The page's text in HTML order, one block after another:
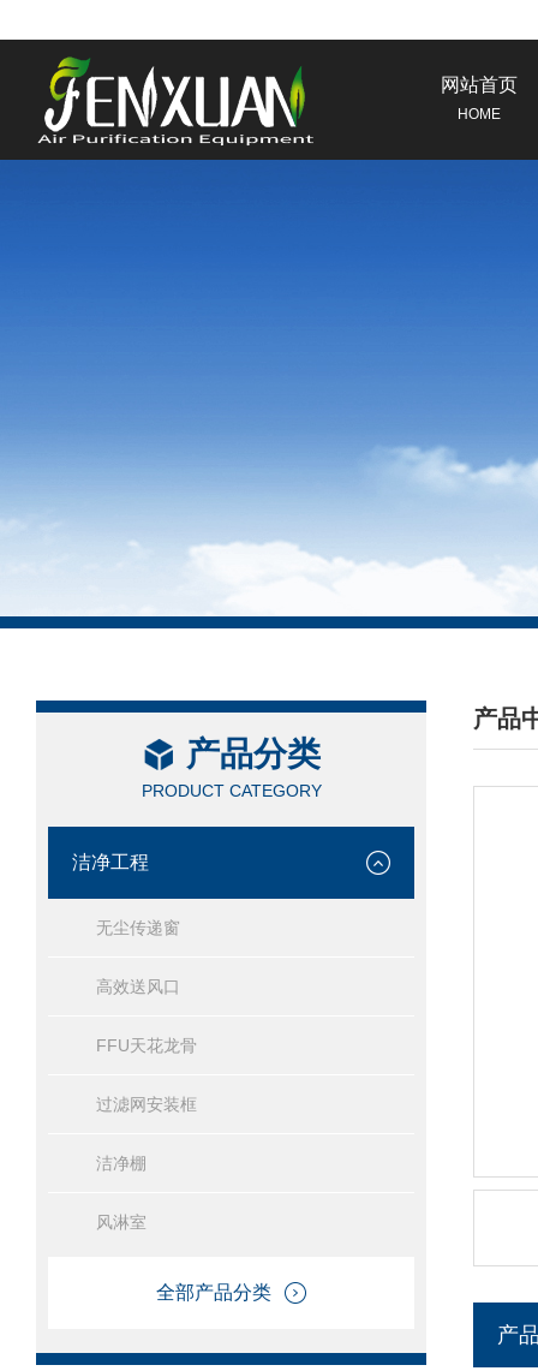
网站首页
HOME
产品分类
PRODUCT CATEGORY
洁净工程
无尘传递窗
高效送风口
FFU天花龙骨
过滤网安装框
洁净棚
风淋室
全部产品分类
产品
/
产